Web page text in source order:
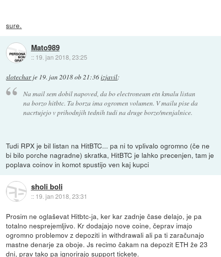
sure.
Mato989
:: 19. jan 2018, 23:25
slotecharje 19. jan 2018 ob 21:36izjavil:
Na mail sem dobil napoved, da bo electroneum etn kmalu listan
na borzo hitbtc. Ta borza ima ogromen volumen. V mailu pise da
nacrtujejo v prihodnjih tednih tudi na druge borze/menjalnice.
Tudi RPX je bil listan na HitBTC... pa ni to vplivalo ogromno (če ne
bi bilo porche nagradne) skratka, HitBTC je lahko precenjen, tam je
poplava coinov in komot spustijo ven kaj kupci
sholi boli
:: 19. jan 2018, 23:31
Prosim ne oglaševat Hitbtc-ja, ker kar zadnje čase delajo, je pa
totalno nesprejemljivo. Kr dodajajo nove coine, čeprav imajo
ogromno problemov z depoziti in withdrawali ali pa ti zaračunajo
mastne denarje za oboje. Js recimo čakam na depozit ETH že 23
dni, prav tako pa ignorirajo support tickete.